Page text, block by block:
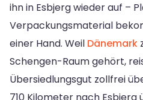
ihn in Esbjerg wieder auf –
Verpackungsmaterial
einer Hand. Weil Dänemark
Schengen-Raum gehört,
Übersiedlungsgut zollfrei